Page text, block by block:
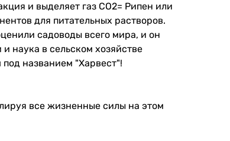
и выделяет газ СО2= Рипен или
для питательных растворов.
садоводы всего мира, и он
наука в сельском хозяйстве
названием "Харвест"!
все жизненные силы на этом